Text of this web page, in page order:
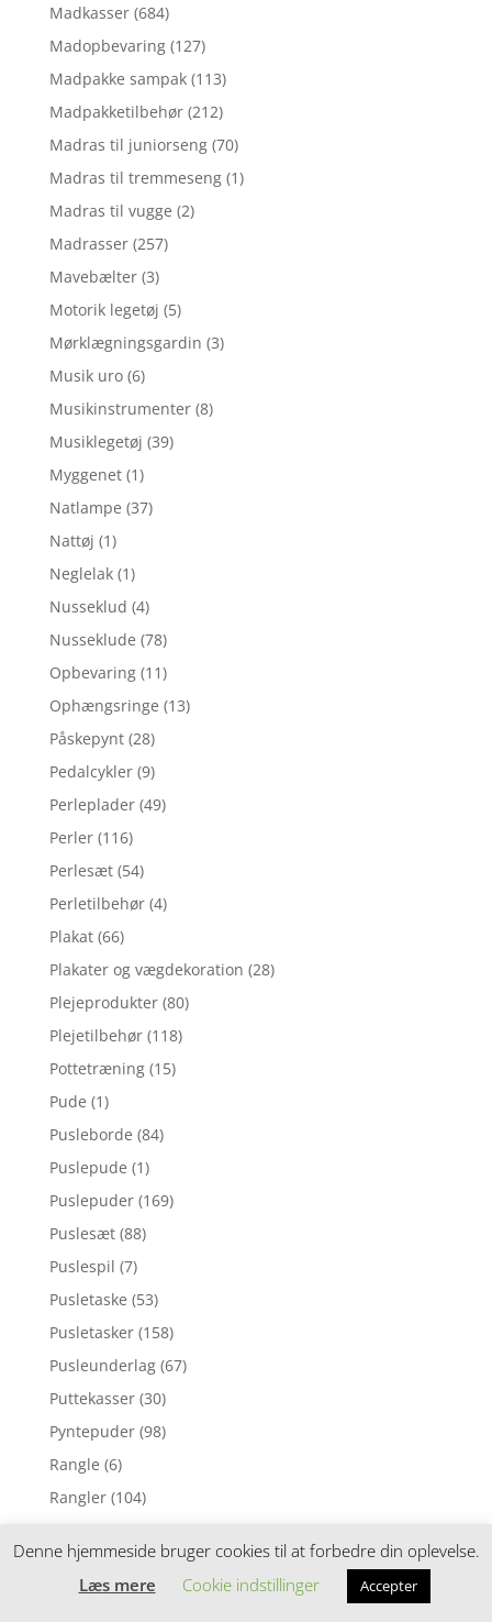
Madkasser (684)
Madopbevaring (127)
Madpakke sampak (113)
Madpakketilbehør (212)
Madras til juniorseng (70)
Madras til tremmeseng (1)
Madras til vugge (2)
Madrasser (257)
Mavebælter (3)
Motorik legetøj (5)
Mørklægningsgardin (3)
Musik uro (6)
Musikinstrumenter (8)
Musiklegetøj (39)
Myggenet (1)
Natlampe (37)
Nattøj (1)
Neglelak (1)
Nusseklud (4)
Nusseklude (78)
Opbevaring (11)
Ophængsringe (13)
Påskepynt (28)
Pedalcykler (9)
Perleplader (49)
Perler (116)
Perlesæt (54)
Perletilbehør (4)
Plakat (66)
Plakater og vægdekoration (28)
Plejeprodukter (80)
Plejetilbehør (118)
Pottetræning (15)
Pude (1)
Pusleborde (84)
Puslepude (1)
Puslepuder (169)
Puslesæt (88)
Puslespil (7)
Pusletaske (53)
Pusletasker (158)
Pusleunderlag (67)
Puttekasser (30)
Pyntepuder (98)
Rangle (6)
Rangler (104)
Regntøj (8)
Reoler (19)
Denne hjemmeside bruger cookies til at forbedre din oplevelse.
Læs mere
Cookie indstillinger Accepter